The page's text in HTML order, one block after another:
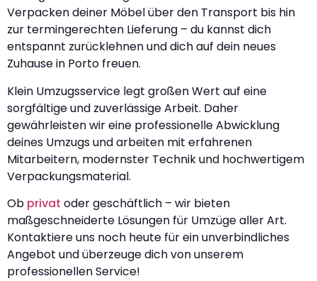
Verpacken deiner Möbel über den Transport bis hin
zur termingerechten Lieferung – du kannst dich
entspannt zurücklehnen und dich auf dein neues
Zuhause in Porto freuen.
Klein Umzugsservice legt großen Wert auf eine
sorgfältige und zuverlässige Arbeit. Daher
gewährleisten wir eine professionelle Abwicklung
deines Umzugs und arbeiten mit erfahrenen
Mitarbeitern, modernster Technik und hochwertigem
Verpackungsmaterial.
Ob privat oder geschäftlich – wir bieten
maßgeschneiderte Lösungen für Umzüge aller Art.
Kontaktiere uns noch heute für ein unverbindliches
Angebot und überzeuge dich von unserem
professionellen Service!